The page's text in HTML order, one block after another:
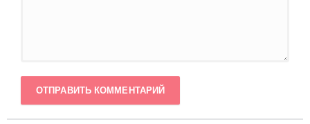
ОТПРАВИТЬ КОММЕНТАРИЙ